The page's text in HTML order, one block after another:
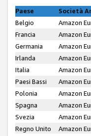
Paese
Società
Belgio
Amazon
Francia
Amazon
Germania
Amazon
Irlanda
Amazon
Italia
Amazon
Paesi Bassi
Amazon
Polonia
Amazon
Spagna
Amazon
Svezia
Amazon
Regno Unito
Amazon